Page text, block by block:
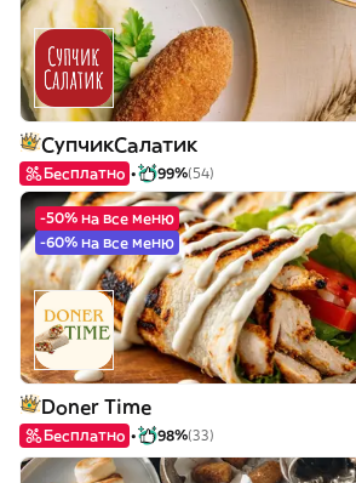
СупчикСалатик
Бесплатно 99%(54)
-50% на все меню
-60% на все меню
Doner Time
Бесплатно 98%(33)